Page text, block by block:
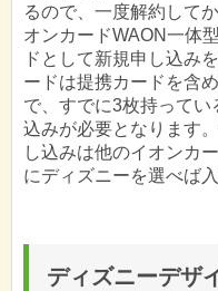
るので、一度解約して
オンカードWAON一体
ドとして新規申し込み
ードは提携カードを含
で、すでに3枚持って
込みが必要となります
し込みは他のイオンカ
にディズニーを選べば
ディズニーデザ